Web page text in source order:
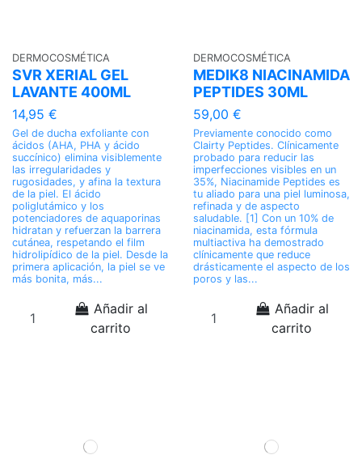
DERMOCOSMÉTICA
SVR XERIAL GEL
LAVANTE 400ML
14,95 €
Gel de ducha exfoliante con
ácidos (AHA, PHA y ácido
succínico) elimina visiblemente
las irregularidades y
rugosidades, y afina la textura
de la piel. El ácido
poliglutámico y los
potenciadores de aquaporinas
hidratan y refuerzan la barrera
cutánea, respetando el film
hidrolipídico de la piel. Desde la
primera aplicación, la piel se ve
más bonita, más...
Añadir al
carrito
DERMOCOSMÉTICA
MEDIK8 NIACINAMIDA
PEPTIDES 30ML
59,00 €
Previamente conocido como
Clairty Peptides. Clínicamente
probado para reducir las
imperfecciones visibles en un
35%, Niacinamide Peptides es
tu aliado para una piel luminosa,
refinada y de aspecto
saludable. [1] Con un 10% de
niacinamida, esta fórmula
multiactiva ha demostrado
clínicamente que reduce
drásticamente el aspecto de los
poros y las...
Añadir al
carrito